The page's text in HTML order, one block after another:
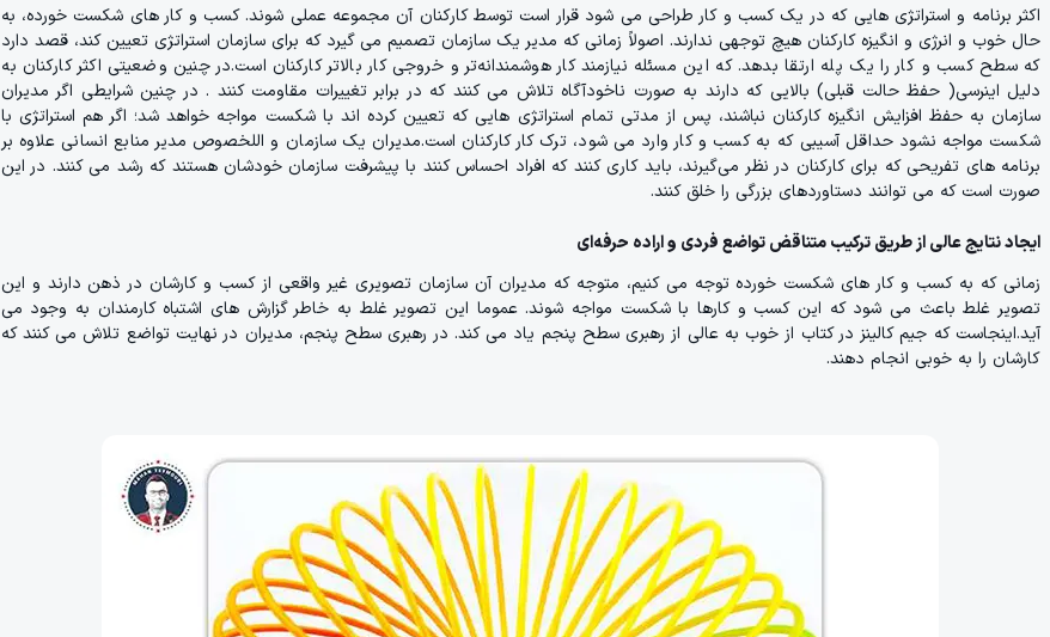
اکثر برنامه و استراتژی هایی که در یک کسب و کار طراحی می شود قرار است توسط کارکنان آن مجموعه عملی شوند. کسب و کار های شکست خورده، به
حال خوب و انرژی و انگیزه کارکنان هیچ توجهی ندارند. اصولاً زمانی که مدیر یک سازمان تصمیم می گیرد که برای سازمان استراتژی تعیین کند، قصد دارد
که سطح کسب و کار را یک پله ارتقا بدهد. که این مسئله نیازمند کار هوشمندانه‌تر و خروجی کار بالاتر کارکنان است.در چنین وضعیتی اکثر کارکنان به
دلیل اینرسی( حفظ حالت قبلی) بالایی که دارند به صورت ناخودآگاه تلاش می کنند که در برابر تغییرات مقاومت کنند . در چنین شرایطی اگر مدیران
سازمان به حفظ افزایش انگیزه کارکنان نباشند، پس از مدتی تمام استراتژی هایی که تعیین کرده اند با شکست مواجه خواهد شد؛ اگر هم استراتژی با
شکست مواجه نشود حداقل آسیبی که به کسب و کار وارد می شود، ترک کار کارکنان است.مدیران یک سازمان و اللخصوص مدیر منابع انسانی علاوه بر
برنامه های تفریحی که برای کارکنان در نظر می‌گیرند، باید کاری کنند که افراد احساس کنند با پیشرفت سازمان خودشان هستند که رشد می کنند. در این
صورت است که می توانند دستاوردهای بزرگی را خلق کنند.
ایجاد نتایج عالی از طریق ترکیب متناقض تواضع فردی و اراده حرفه‌ای
زمانی که به کسب و کار های شکست خورده توجه می کنیم، متوجه که مدیران آن سازمان تصویری غیر واقعی از کسب و کارشان در ذهن دارند و این
تصویر غلط باعث می شود که این کسب و کارها با شکست مواجه شوند. عموما این تصویر غلط به خاطر گزارش های اشتباه کارمندان به وجود می
آید.اینجاست که جیم کالینز در کتاب از خوب به عالی از رهبری سطح پنجم یاد می کند. در رهبری سطح پنجم، مدیران در نهایت تواضع تلاش می کنند که
کارشان را به خوبی انجام دهند.